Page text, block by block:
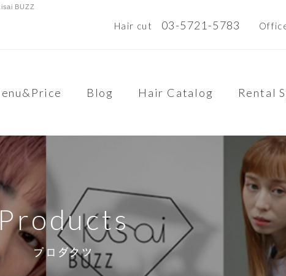
BUZZ
Hair cut 03-5721-5783
Blog Hair Catalog Rental
プロダクツ